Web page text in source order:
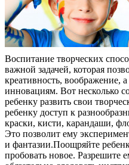
Воспитание творческих
важной задачей, которая
креативность, воображение,
инновациям. Вот несколько
ребенку развить свои
ребенку доступ к
краски, кисти, карандаши,
Это позволит ему
и фантазии.Поощряйте
пробовать новое. Разрешите